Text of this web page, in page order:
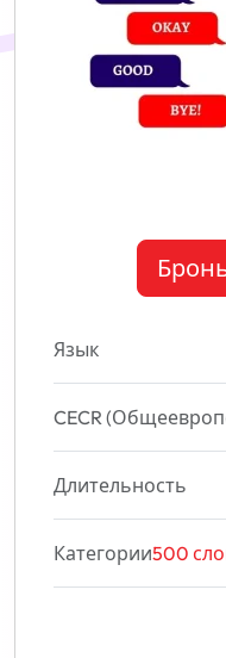
Язык
CECR
Длительность
Категории500